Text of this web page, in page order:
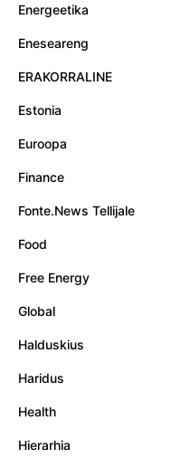
Energeetika
Eneseareng
ERAKORRALINE
Estonia
Euroopa
Finance
Fonte.News Tellijale
Food
Free Energy
Global
Halduskius
Haridus
Health
Hierarhia